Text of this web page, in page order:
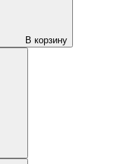
В корзину